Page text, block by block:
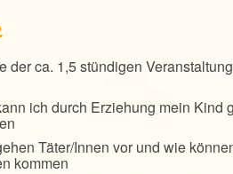
der ca. 1,5 stündigen
ich durch Erziehung mein Kind
Täter/Innen vor und wie
kommen